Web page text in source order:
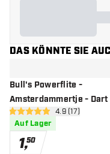
DAS KÖNNTE SIE
Bull's Powerflite -
Amsterdammertje - Dart
4.9 Bewertungssterne
4.9 (17)
Auf Lager
1,50